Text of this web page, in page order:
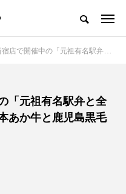
有名駅弁と全国うまいもの大会」に「熊本あか牛と鹿児島黒毛和牛の牛肉めし」
「元祖有名駅弁と全
あか牛と鹿児島黒毛